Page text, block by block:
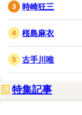
時崎狂三
桜島麻衣
古手川唯
特集記事